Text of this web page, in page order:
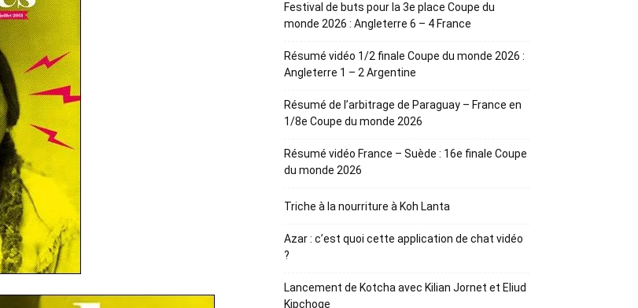
Festival de buts pour la 3e place Coupe du
monde 2026 : Angleterre 6 – 4 France
Résumé vidéo 1/2 finale Coupe du monde 2026 :
Angleterre 1 – 2 Argentine
Résumé de l’arbitrage de Paraguay – France en
1/8e Coupe du monde 2026
Résumé vidéo France – Suède : 16e finale Coupe
du monde 2026
Triche à la nourriture à Koh Lanta
Azar : c’est quoi cette application de chat vidéo
?
Lancement de Kotcha avec Kilian Jornet et Eliud
Kipchoge